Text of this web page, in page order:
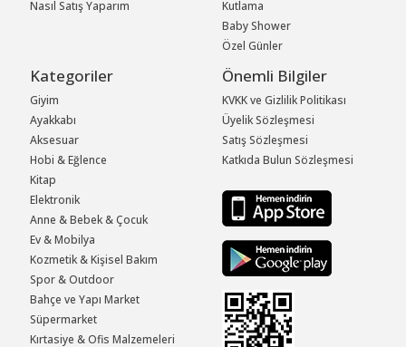
Nasıl Satış Yaparım
Kutlama
Baby Shower
Özel Günler
Kategoriler
Giyim
Ayakkabı
Aksesuar
Hobi & Eğlence
Kitap
Elektronik
Anne & Bebek & Çocuk
Ev & Mobilya
Kozmetik & Kişisel Bakım
Spor & Outdoor
Bahçe ve Yapı Market
Süpermarket
Kırtasiye & Ofis Malzemeleri
Önemli Bilgiler
KVKK ve Gizlilik Politikası
Üyelik Sözleşmesi
Satış Sözleşmesi
Katkıda Bulun Sözleşmesi